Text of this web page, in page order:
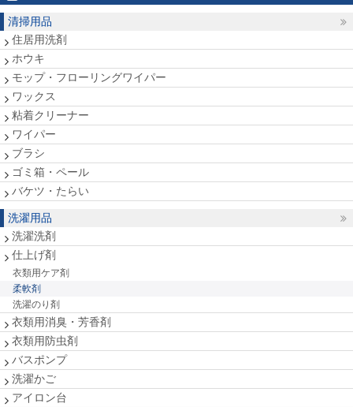
清掃用品
住居用洗剤
ホウキ
モップ・フローリングワイパー
ワックス
粘着クリーナー
ワイパー
ブラシ
ゴミ箱・ペール
バケツ・たらい
洗濯用品
洗濯洗剤
仕上げ剤
衣類用ケア剤
柔軟剤
洗濯のり剤
衣類用消臭・芳香剤
衣類用防虫剤
バスポンプ
洗濯かご
アイロン台